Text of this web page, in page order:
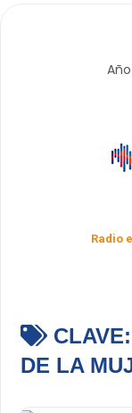
Radio
CLAVE:
DE LA